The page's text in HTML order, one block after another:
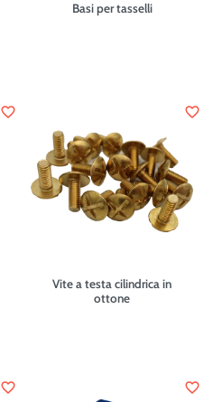
Basi per tasselli
favorite_border
Vite a testa cilindrica in
ottone
favorite_border
favorite_border favorite_border